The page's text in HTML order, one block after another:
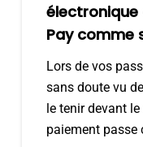
paiement
Pay comme
Lors de vos
sans doute vu
le tenir devant
paiement passe